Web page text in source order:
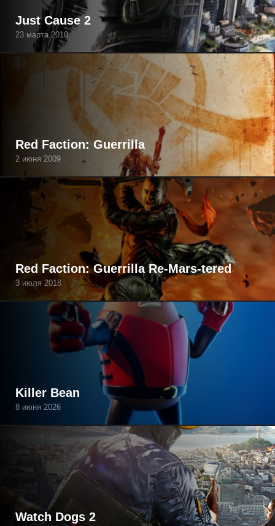
Just Cause 2
23 марта 2010
Red Faction: Guerrilla
2 июня 2009
Red Faction: Guerrilla Re-Mars-tered
3 июля 2018
Killer Bean
8 июня 2026
Watch Dogs 2